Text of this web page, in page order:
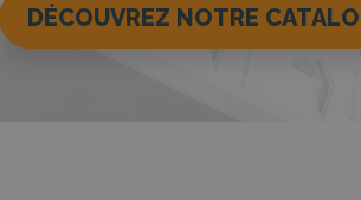
DÉCOUVREZ NOTRE